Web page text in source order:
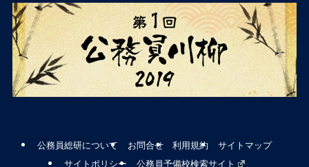
公務員総研について お問合せ 利用規約
サイトマップ
サイトポリシー
公務員予備校検索サイト